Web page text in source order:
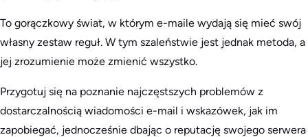
To gorączkowy świat, w którym e-maile wydają się mieć swój
własny zestaw reguł. W tym szaleństwie jest jednak metoda, a
jej zrozumienie może zmienić wszystko.
Przygotuj się na poznanie najczęstszych problemów z
dostarczalnością wiadomości e-mail i wskazówek, jak im
zapobiegać, jednocześnie dbając o reputację swojego serwera